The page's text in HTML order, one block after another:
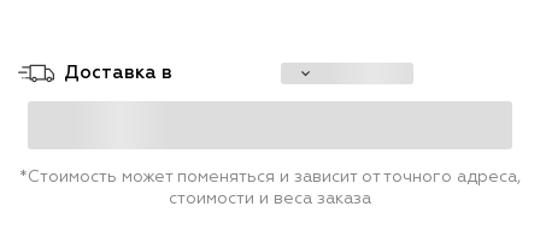
Доставка в
*Стоимость может поменяться и зависит от точного адреса,
стоимости и веса заказа